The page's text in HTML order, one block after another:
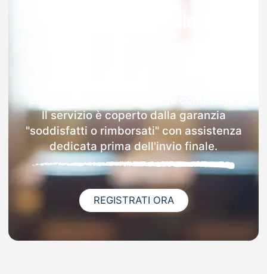
Il servizio è coperto dalla garanzia
"soddisfatti o rimborsati" con assistenza
dedicata prima dell'invio finale.
REGISTRATI ORA